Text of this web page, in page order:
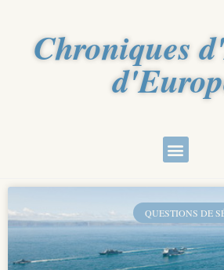
Chroniques
QUESTIONS DE